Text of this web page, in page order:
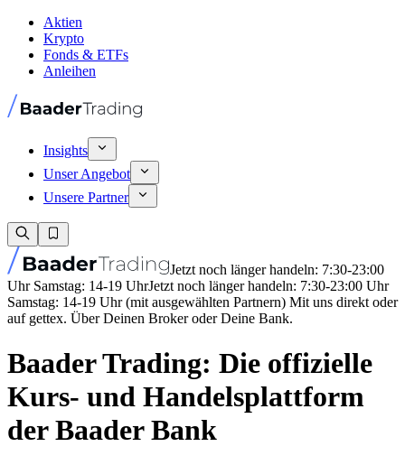
Aktien
Krypto
Fonds & ETFs
Anleihen
Insights
Unser Angebot
Unsere Partner
Jetzt noch länger handeln: 7:30-23:00
Uhr Samstag: 14-19 UhrJetzt noch länger handeln: 7:30-23:00 Uhr
Samstag: 14-19 Uhr (mit ausgewählten Partnern) Mit uns direkt oder
auf gettex. Über Deinen Broker oder Deine Bank.
Baader Trading: Die offizielle
Kurs- und Handelsplattform
der Baader Bank